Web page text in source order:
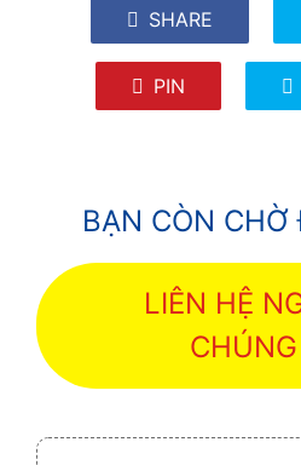
SHARE
PIN
BẠN CÒN
LIÊN HỆ